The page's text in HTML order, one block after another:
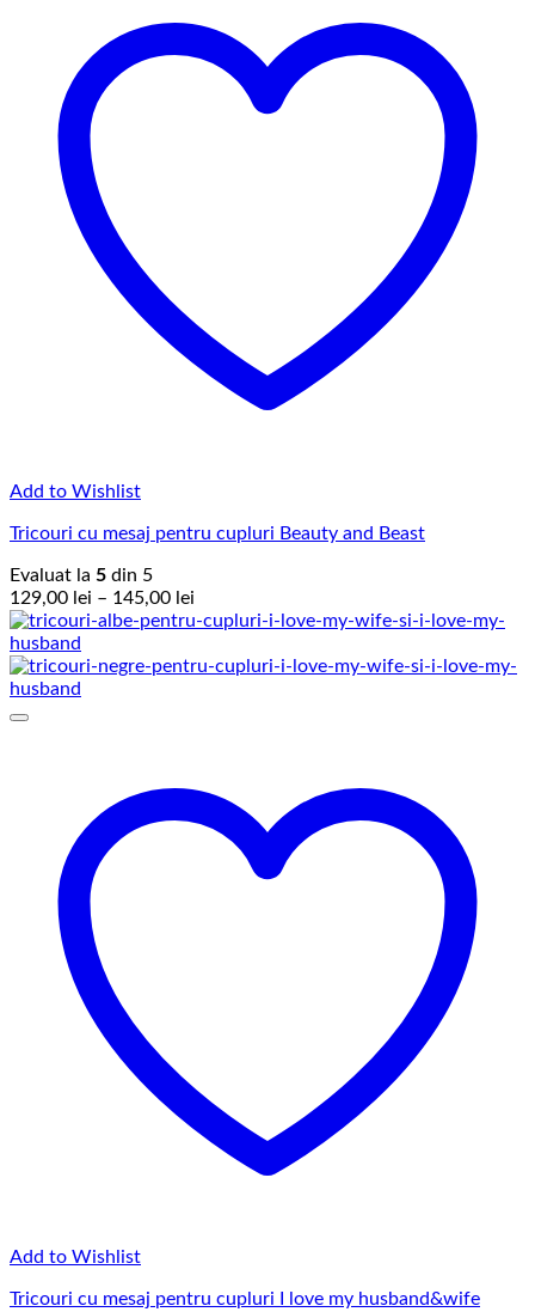
Add to Wishlist
Tricouri cu mesaj pentru cupluri Beauty and Beast
Evaluat la 5 din 5
129,00 lei – 145,00 lei
de
129,00 lei
Add to Wishlist
Tricouri cu mesaj pentru cupluri I love my husband&wife